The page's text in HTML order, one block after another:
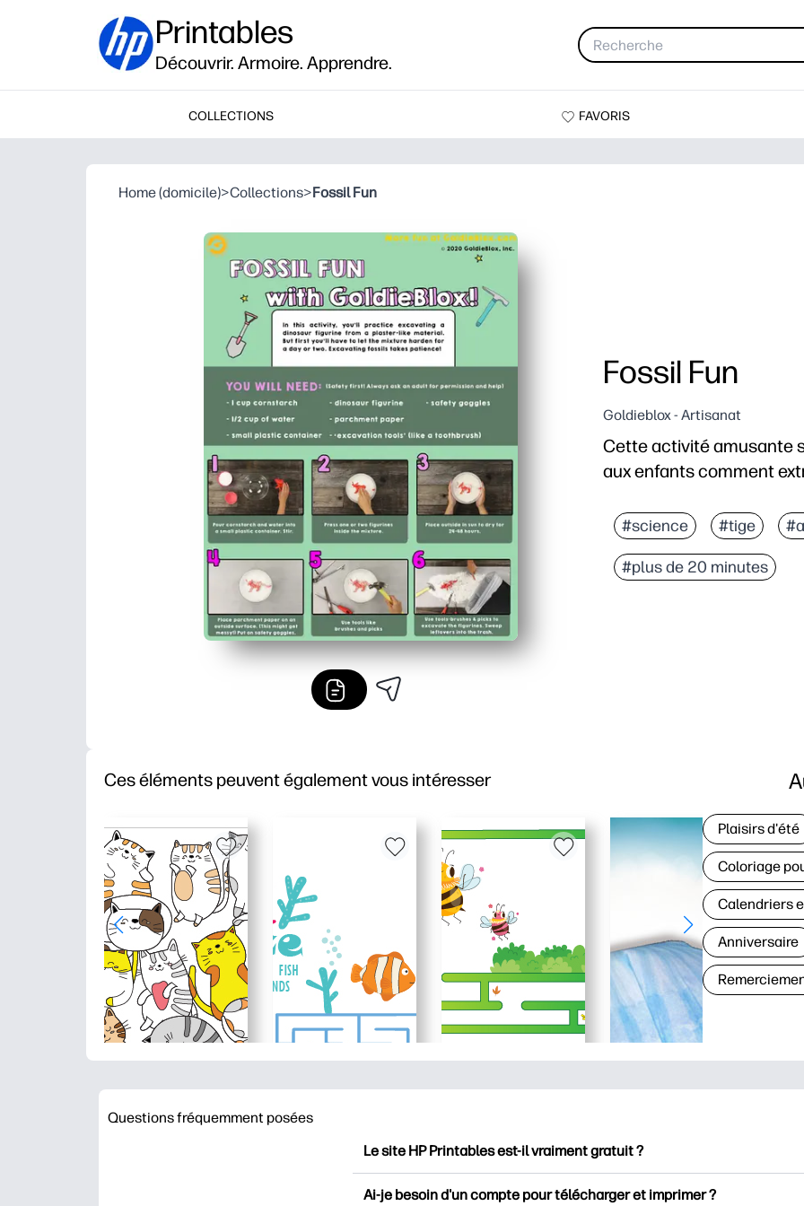
Printables
Découvrir. Armoire. Apprendre.
COLLECTIONS FAVORIS
Home (domicile)>Collections>Fossil Fun
Fossil Fun
Goldieblox - Artisanat
Cette activité amusante
aux enfants comment
Prise en compte : vous
STEM pratiques - Les
Indications claires
#science #tige
#plus de 20 minutes
Ces éléments peuvent également vous intéresser
Plaisirs d'été
Coloriage
Calendriers
Anniversaire
Questions fréquemment posées
Le site HP Printables est-il vraiment gratuit ?
Ai-je besoin d'un compte pour télécharger et imprimer ?